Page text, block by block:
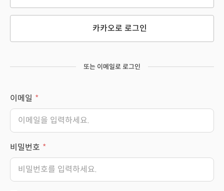
카카오로 로그인
또는 이메일로 로그인
이메일
비밀번호